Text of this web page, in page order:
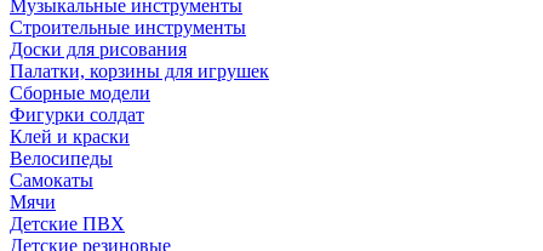
Музыкальные инструменты
Строительные инструменты
Доски для рисования
Палатки, корзины для игрушек
Сборные модели
Фигурки солдат
Клей и краски
Велосипеды
Самокаты
Мячи
Детские ПВХ
Детские резиновые